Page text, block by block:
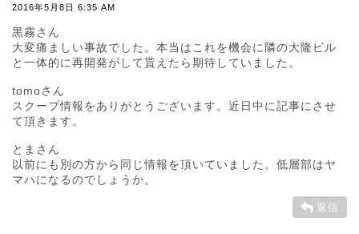
2016年5月8日 6:35 AM
黒霧さん
大変痛ましい事故でした。本当はこれを機会に隣の大隆ビル
と一体的に再開発がして貰えたら期待していました。
tomoさん
スクープ情報をありがとうございます。近日中に記事にさせ
て頂きます。
とまさん
以前にも別の方から同じ情報を頂いていました。低層部はヤ
マハになるのでしょうか。
返信